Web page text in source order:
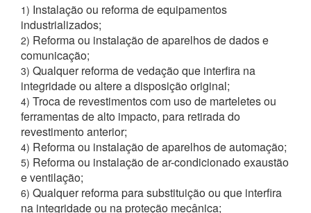
1) Instalação ou reforma de equipamentos
industrializados;
2) Reforma ou instalação de aparelhos de dados e
comunicação;
3) Qualquer reforma de vedação que interfira na
integridade ou altere a disposição original;
4) Troca de revestimentos com uso de marteletes ou
ferramentas de alto impacto, para retirada do
revestimento anterior;
4) Reforma ou instalação de aparelhos de automação;
5) Reforma ou instalação de ar-condicionado exaustão
e ventilação;
6) Qualquer reforma para substituição ou que interfira
na integridade ou na proteção mecânica;